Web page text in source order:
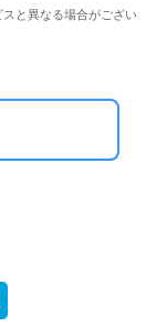
と異なる場合がござい